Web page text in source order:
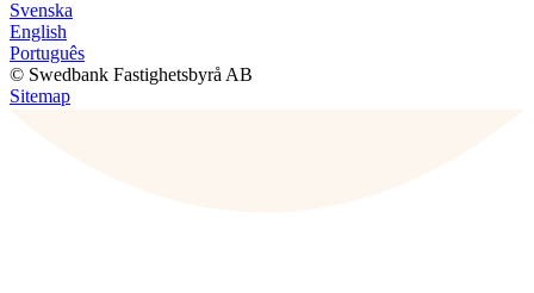
Svenska
English
Português
© Swedbank Fastighetsbyrå AB
Sitemap